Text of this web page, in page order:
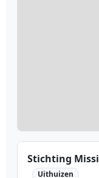
Stichting
Uithuizen